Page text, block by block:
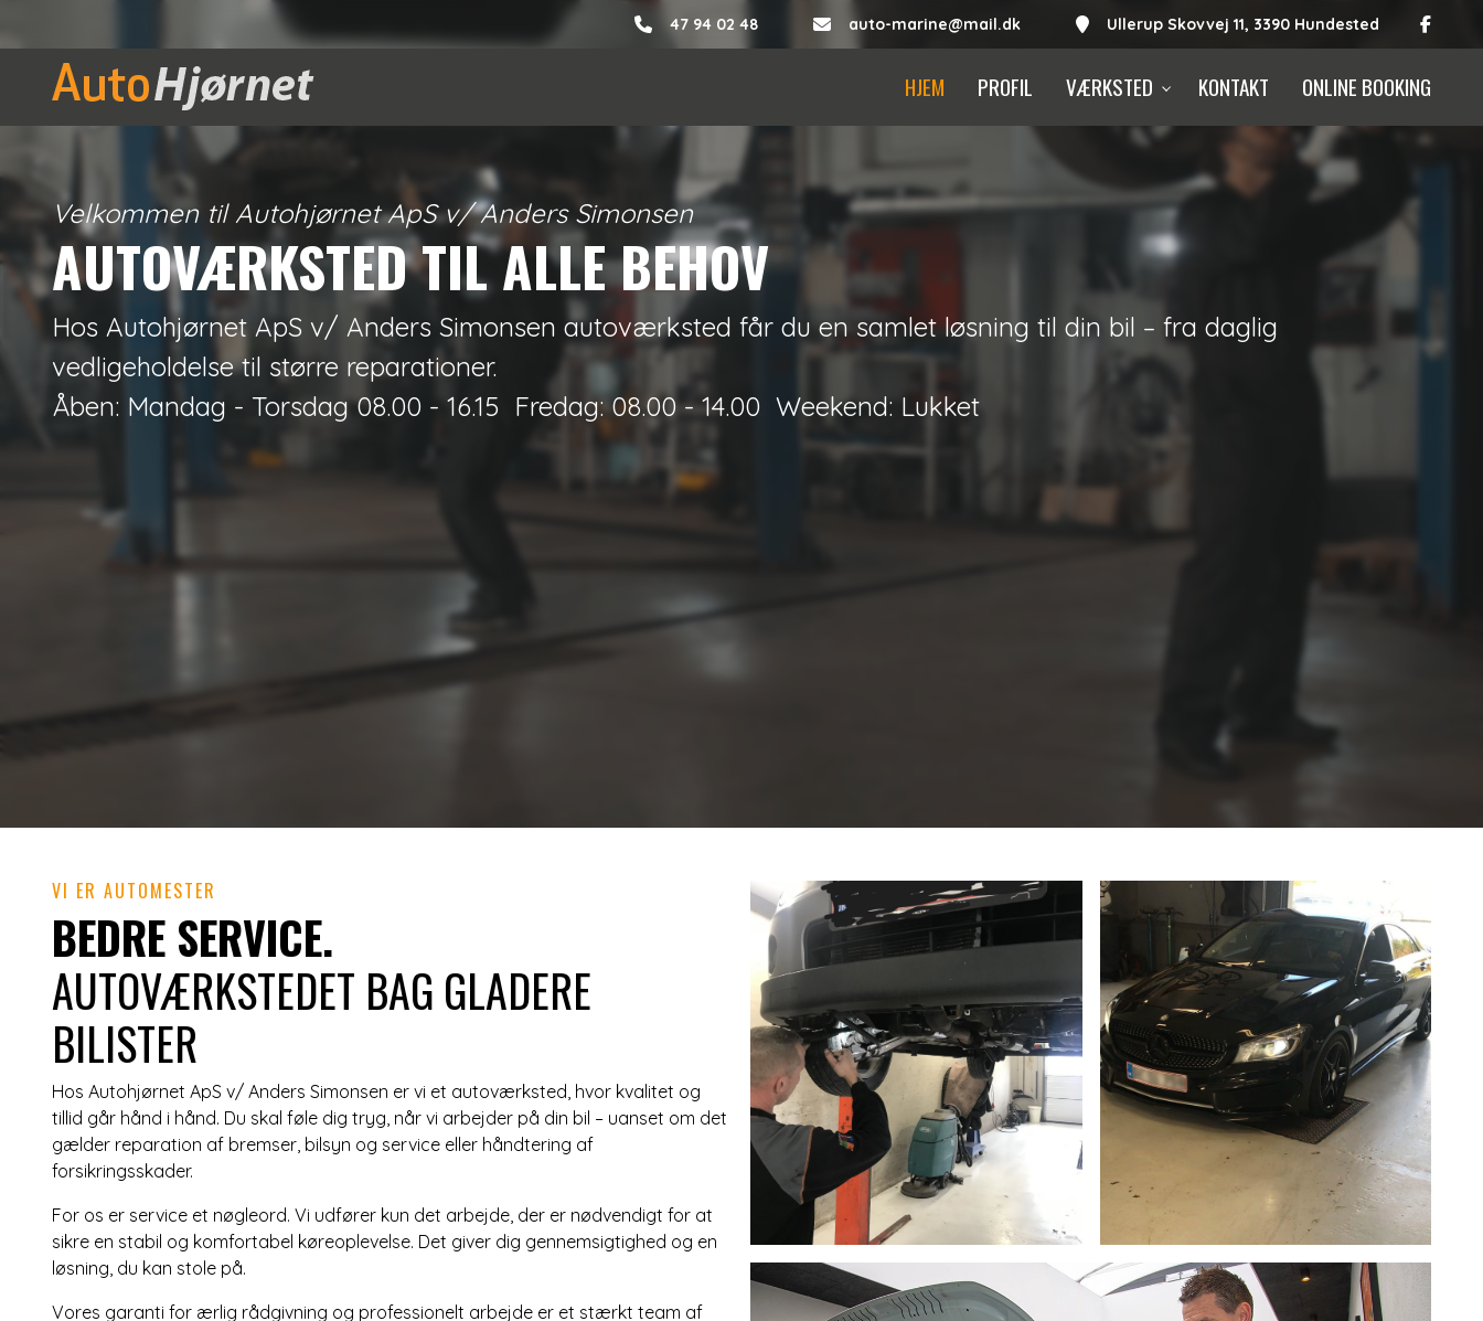
hovedindhold
47 94 02 48 auto-marine@mail.dk Ullerup Skovvej 11, 3390 Hundested
HJEM PROFIL VÆRKSTED KONTAKT ONLINE BOOKING
Velkommen til Autohjørnet ApS v/ Anders Simonsen
AUTOVÆRKSTED TIL ALLE BEHOV
Hos Autohjørnet ApS v/ Anders Simonsen autoværksted får du en samlet løsning til din bil – fra daglig
vedligeholdelse til større reparationer.
Åben: Mandag - Torsdag 08.00 - 16.15 Fredag: 08.00 - 14.00 Weekend: Lukket
VI ER AUTOMESTER
BEDRE SERVICE.
AUTOVÆRKSTEDET BAG GLADERE
BILISTER
Hos Autohjørnet ApS v/ Anders Simonsen er vi et autoværksted, hvor kvalitet og
tillid går hånd i hånd. Du skal føle dig tryg, når vi arbejder på din bil – uanset om det
gælder reparation af bremser, bilsyn og service eller håndtering af
forsikringsskader.
For os er service et nøgleord. Vi udfører kun det arbejde, der er nødvendigt for at
sikre en stabil og komfortabel køreoplevelse. Det giver dig gennemsigtighed og en
løsning, du kan stole på.
Vores garanti for ærlig rådgivning og professionelt arbejde er et stærkt team af